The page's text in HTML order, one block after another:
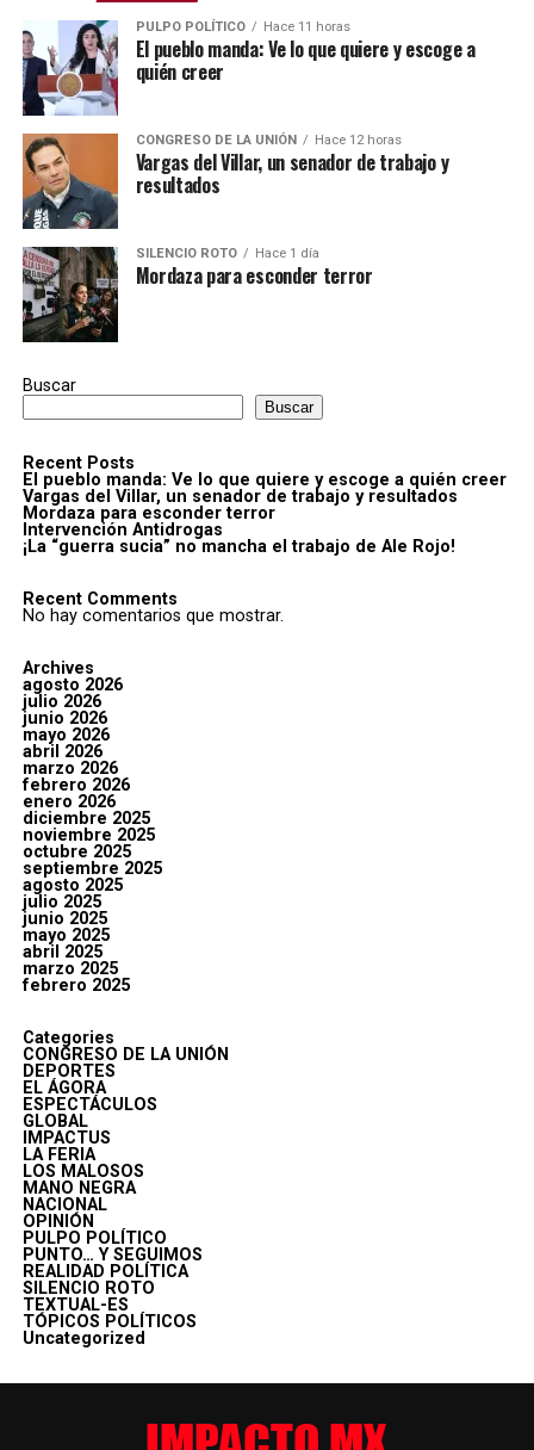
PULPO POLÍTICO Hace 11 horas
El pueblo manda: Ve lo que quiere y escoge a
quién creer
CONGRESO DE LA UNIÓN Hace 12 horas
Vargas del Villar, un senador de trabajo y
resultados
SILENCIO ROTO Hace 1 día
Mordaza para esconder terror
Buscar
Buscar
Recent Posts
El pueblo manda: Ve lo que quiere y escoge a quién creer
Vargas del Villar, un senador de trabajo y resultados
Mordaza para esconder terror
Intervención Antidrogas
¡La “guerra sucia” no mancha el trabajo de Ale Rojo!
Recent Comments
No hay comentarios que mostrar.
Archives
agosto 2026
julio 2026
junio 2026
mayo 2026
abril 2026
marzo 2026
febrero 2026
enero 2026
diciembre 2025
noviembre 2025
octubre 2025
septiembre 2025
agosto 2025
julio 2025
junio 2025
mayo 2025
abril 2025
marzo 2025
febrero 2025
Categories
CONGRESO DE LA UNIÓN
DEPORTES
EL ÁGORA
ESPECTÁCULOS
GLOBAL
IMPACTUS
LA FERIA
LOS MALOSOS
MANO NEGRA
NACIONAL
OPINIÓN
PULPO POLÍTICO
PUNTO… Y SEGUIMOS
REALIDAD POLÍTICA
SILENCIO ROTO
TEXTUAL-ES
TÓPICOS POLÍTICOS
Uncategorized